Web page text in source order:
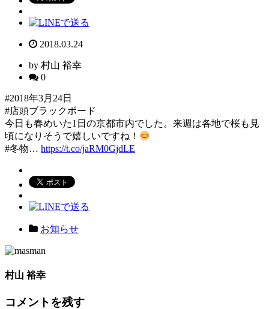
2018.03.24
by 村山 裕幸
0
#2018年3月24日
#店頭ブラックボード
今日も春めいた1日の京都市内でした。来週は各地で桜も見
頃になりそうで嬉しいですね！
#冬物… https://t.co/jaRM0GjdLE
お知らせ
村山 裕幸
コメントを残す